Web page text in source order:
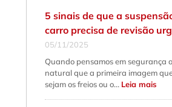
5 sinais de que a
carro precisa de revisão
05/11/2025
Quando pensamos em segurança
natural que a primeira imagem
sejam os freios ou o… Leia mais:
5